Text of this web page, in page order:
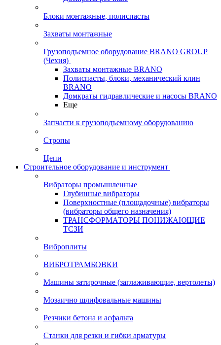
Блоки монтажные, полиспасты
Захваты монтажные
Грузоподъемное оборудование BRANO GROUP
(Чехия)
Захваты монтажные BRANO
Полиспасты, блоки, механический клин
BRANO
Домкраты гидравлические и насосы BRANO
Еще
Запчасти к грузоподъемному оборудованию
Стропы
Цепи
Строительное оборудование и инструмент
Вибраторы промышленные
Глубинные вибраторы
Поверхностные (площадочные) вибраторы
(вибраторы общего назначения)
ТРАНСФОРМАТОРЫ ПОНИЖАЮЩИЕ
ТСЗИ
Виброплиты
ВИБРОТРАМБОВКИ
Машины затирочные (заглаживающие, вертолеты)
Мозаично шлифовальные машины
Резчики бетона и асфальта
Станки для резки и гибки арматуры